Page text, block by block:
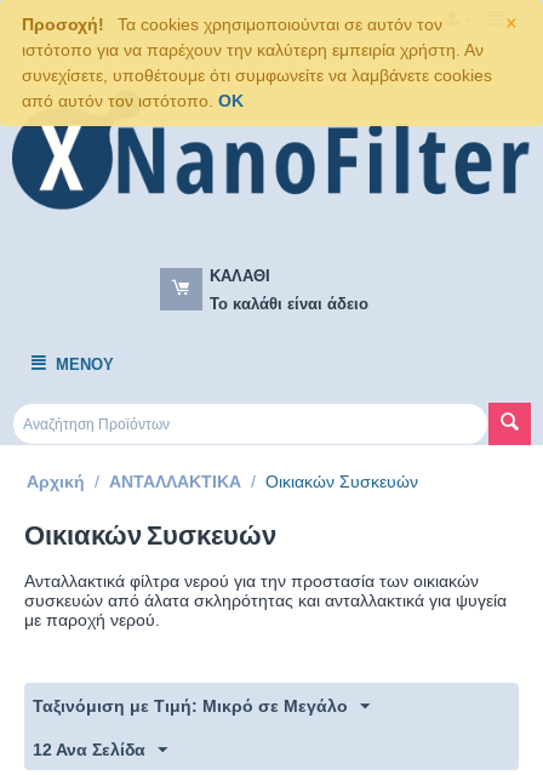
×
Προσοχή!
Τα cookies χρησιμοποιούνται σε αυτόν τον
ιστότοπο για να παρέχουν την καλύτερη εμπειρία χρήστη. Αν
συνεχίσετε, υποθέτουμε ότι συμφωνείτε να λαμβάνετε cookies
από αυτόν τον ιστότοπο. OK
ΚΑΛΆΘΙ
Το καλάθι είναι άδειο
ΜΕΝΟΎ
Αρχική / ΑΝΤΑΛΛΑΚΤΙΚΑ / Οικιακών Συσκευών
Οικιακών Συσκευών
Ανταλλακτικά φίλτρα νερού για την προστασία των οικιακών
συσκευών από άλατα σκληρότητας και ανταλλακτικά για ψυγεία
με παροχή νερού.
Ταξινόμιση με Τιμή: Μικρό σε Μεγάλο
12 Ανα Σελίδα